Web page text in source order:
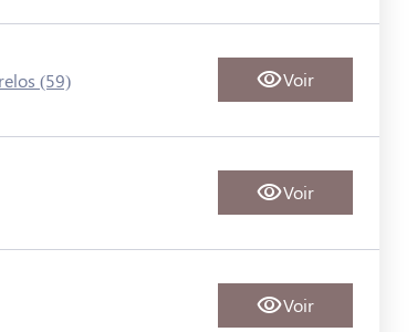
(59) Voir
Voir
Voir